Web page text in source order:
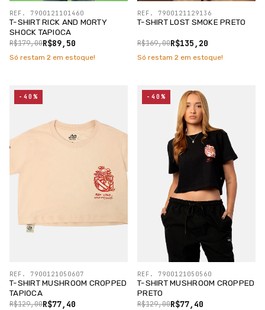
T-SHIRT RICK AND MORTY
SHOCK TAPIOCA
R$89,50
R$179,00
REF. 7900121101460
Só restam 2 em estoque!
T-SHIRT LOST SMOKE PRETO
R$135,20
R$169,00
REF. 7900121129136
Só restam 2 em estoque!
T-SHIRT MUSHROOM CROPPED
TAPIOCA
R$77,40
R$129,00
REF. 7900121050607
-40%
T-SHIRT MUSHROOM CROPPED
PRETO
R$77,40
R$129,00
REF. 7900121050560
-40%